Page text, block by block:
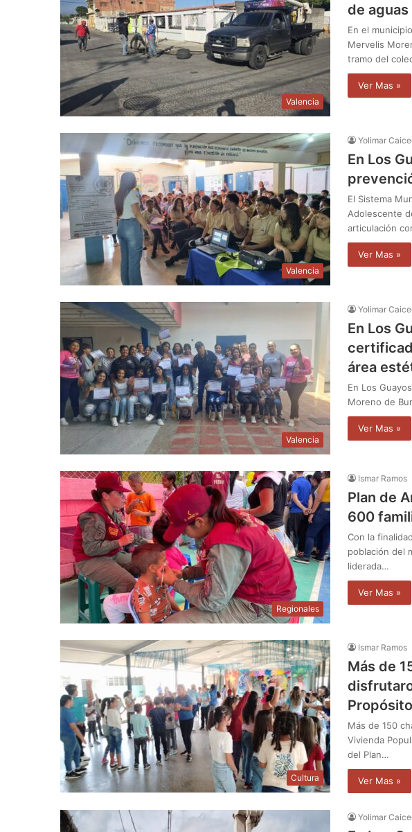
Valencia
de
En el
Mervelis
tramo del
Ver Mas »
Valencia
Yolimar
En Los
El Sistema
Adolescente
articulación
Ver Mas »
Valencia
Yolimar
En Los
área
En Los
Moreno de
Ver Mas »
Regionales
Ismar Ramos
Plan de
600
Con la
población del
liderada…
Ver Mas »
Cultura
Ismar Ramos
Más de
Propósito
Más de 150
Vivienda
del Plan…
Ver Mas »
Yolimar